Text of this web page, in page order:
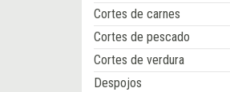
Cortes de carnes
Cortes de pescado
Cortes de verdura
Despojos